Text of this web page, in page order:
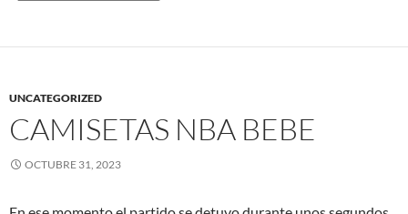
UNCATEGORIZED
CAMISETAS NBA BEBE
OCTUBRE 31, 2023